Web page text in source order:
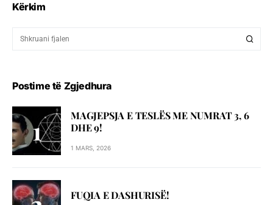
Kërkim
Postime të Zgjedhura
MAGJEPSJA E TESLËS ME NUMRAT 3, 6
DHE 9!
1 MARS, 2026
FUQIA E DASHURISË!